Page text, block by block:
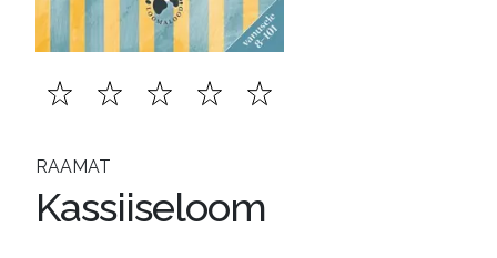
RAAMAT
Kassiiseloom